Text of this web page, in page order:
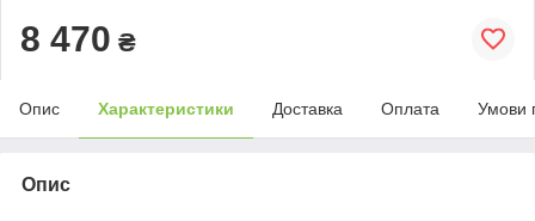
8 470 ₴
Опис Характеристики Доставка Оплата Умови
Опис